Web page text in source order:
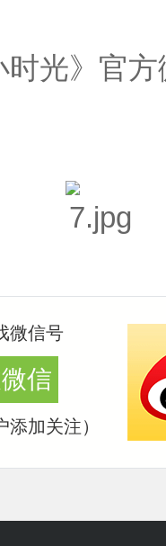
时光》官
微信号
信
添加关注）